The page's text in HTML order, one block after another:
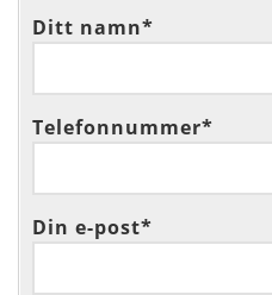
Ditt namn*
Telefonnummer*
Din e-post*